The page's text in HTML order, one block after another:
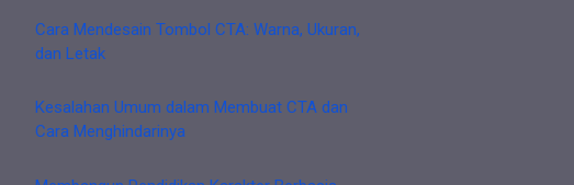
Cara Mendesain Tombol CTA: Warna, Ukuran,
dan Letak
Kesalahan Umum dalam Membuat CTA dan
Cara Menghindarinya